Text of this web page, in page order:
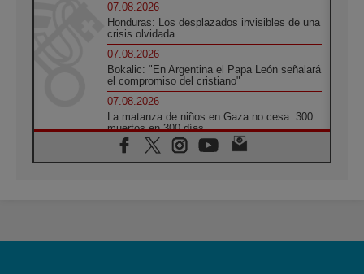
07.08.2026
Honduras: Los desplazados invisibles de una
crisis olvidada
07.08.2026
Bokalic: "En Argentina el Papa León señalará
el compromiso del cristiano"
07.08.2026
La matanza de niños en Gaza no cesa: 300
muertos en 300 días
07.08.2026
Tagle: La guerra desfigura el mundo, solo la